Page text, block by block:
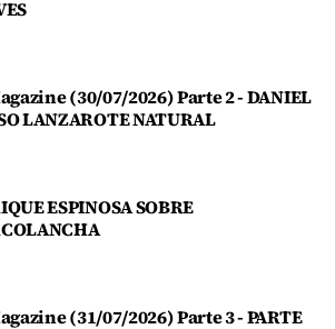
(30/07/2026) Parte 2 - DANIEL
LANZAROTE NATURAL
ESPINOSA SOBRE
(31/07/2026) Parte 3 - PARTE